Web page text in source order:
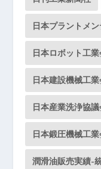
日本プラントメ
日本ロボット工
日本建設機械工
日本産業洗浄協
日本鍛圧機械工
潤滑油販売実績-